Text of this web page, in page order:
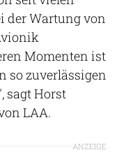
der Wartung von
Momenten ist
so zuverlässigen
sagt Horst
LAA.
ANZEIGE